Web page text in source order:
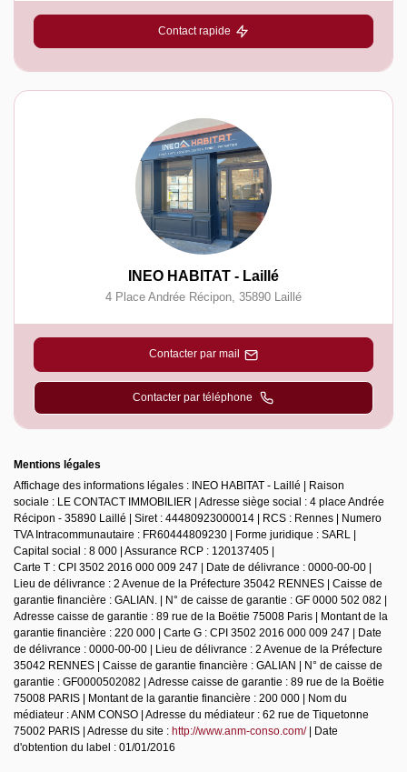
Contact rapide
INEO HABITAT - Laillé
4 Place Andrée Récipon, 35890 Laillé
Contacter par mail
Contacter par téléphone
Mentions légales
Affichage des informations légales : INEO HABITAT - Laillé | Raison
sociale : LE CONTACT IMMOBILIER | Adresse siège social : 4 place Andrée
Récipon - 35890 Laillé | Siret : 44480923000014 | RCS : Rennes | Numero
TVA Intracommunautaire : FR60444809230 | Forme juridique : SARL |
Capital social : 8 000 | Assurance RCP : 120137405 |
Carte T : CPI 3502 2016 000 009 247 | Date de délivrance : 0000-00-00 |
Lieu de délivrance : 2 Avenue de la Préfecture 35042 RENNES | Caisse de
garantie financière : GALIAN. | N° de caisse de garantie : GF 0000 502 082 |
Adresse caisse de garantie : 89 rue de la Boëtie 75008 Paris | Montant de la
garantie financière : 220 000 | Carte G : CPI 3502 2016 000 009 247 | Date
de délivrance : 0000-00-00 | Lieu de délivrance : 2 Avenue de la Préfecture
35042 RENNES | Caisse de garantie financière : GALIAN | N° de caisse de
garantie : GF0000502082 | Adresse caisse de garantie : 89 rue de la Boëtie
75008 PARIS | Montant de la garantie financière : 200 000 | Nom du
médiateur : ANM CONSO | Adresse du médiateur : 62 rue de Tiquetonne
75002 PARIS | Adresse du site : http://www.anm-conso.com/| Date
d'obtention du label : 01/01/2016